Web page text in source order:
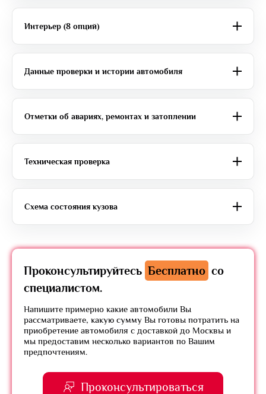
Интерьер (8 опций)
Данные проверки и истории автомобиля
Отметки об авариях, ремонтах и затоплении
Техническая проверка
Схема состояния кузова
Проконсультируйтесь Бесплатно со
специалистом.
Напишите примерно какие автомобили Вы
рассматриваете, какую сумму Вы готовы потратить на
приобретение автомобиля с доставкой до Москвы и
мы предоставим несколько вариантов по Вашим
предпочтениям.
Проконсультироваться